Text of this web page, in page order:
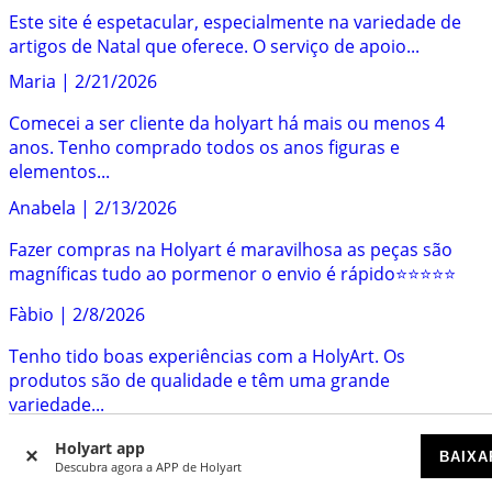
Holyart app
Descubra agora a APP de Holyart
Este site é espetacular, especialmente na variedade de
artigos de Natal que oferece. O serviço de apoio...
Maria | 2/21/2026
Comecei a ser cliente da holyart há mais ou menos 4
anos. Tenho comprado todos os anos figuras e
elementos...
Anabela | 2/13/2026
Fazer compras na Holyart é maravilhosa as peças são
magníficas tudo ao pormenor o envio é rápido⭐️⭐️⭐️⭐️⭐️
Fàbio | 2/8/2026
Tenho tido boas experiências com a HolyArt. Os
produtos são de qualidade e têm uma grande
variedade...
|2/5/2026
Experiência muito boa, a encomenda foi fácil de fazer e